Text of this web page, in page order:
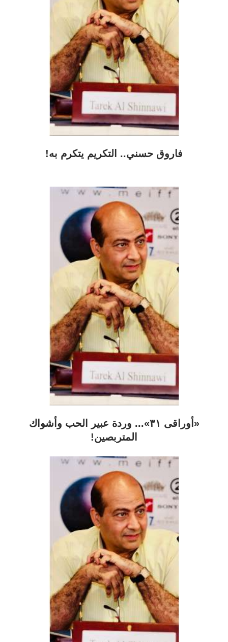
فاروق حسني.. التكريم يتكرم به!
«أوراقى ٣١»... وردة عبير الحب وأشواك
المتربصين!